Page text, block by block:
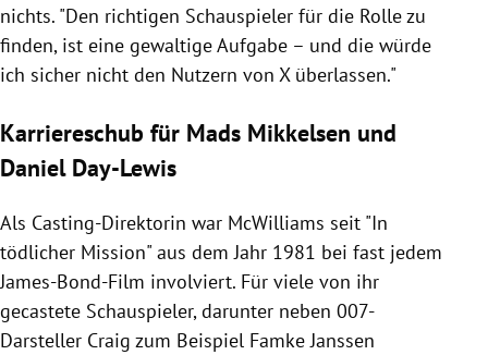
nichts. "Den richtigen Schauspieler für die Rolle zu
finden, ist eine gewaltige Aufgabe – und die würde
ich sicher nicht den Nutzern von X überlassen."
Karriereschub für Mads Mikkelsen und
Daniel Day-Lewis
Als Casting-Direktorin war McWilliams seit "In
tödlicher Mission" aus dem Jahr 1981 bei fast jedem
James-Bond-Film involviert. Für viele von ihr
gecastete Schauspieler, darunter neben 007-
Darsteller Craig zum Beispiel Famke Janssen